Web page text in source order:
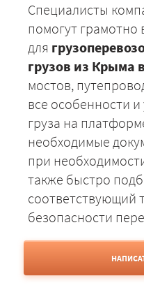
Специалисты
помогут грамотно
для
грузов из Крыма
мостов,
все особенности
груза на
необходимые
при
также быстро
соответствующий
безопасности